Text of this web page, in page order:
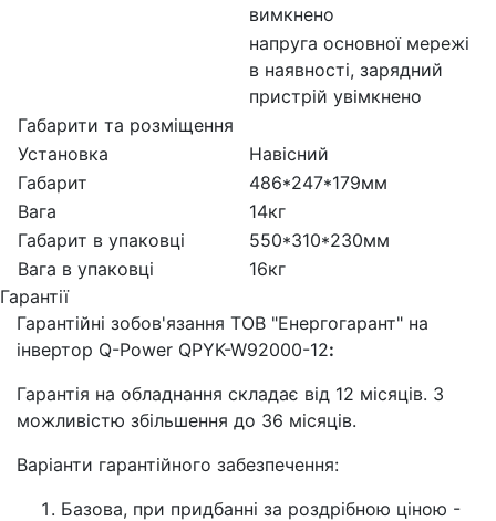
вимкнено
напруга основної мережі
в наявності, зарядний
пристрій увімкнено
Габарити та розміщення
Установка
Навісний
Габарит
486*247*179мм
Вага
14кг
Габарит в упаковці
550*310*230мм
Вага в упаковці
16кг
Гарантії
Гарантійні зобов'язання ТОВ "Енергогарант" на
інвертор Q-Power QPYK-W92000-12:
Гарантія на обладнання складає від 12 місяців. З
можливістю збільшення до 36 місяців.
Варіанти гарантійного забезпечення:
Базова, при придбанні за роздрібною ціною -